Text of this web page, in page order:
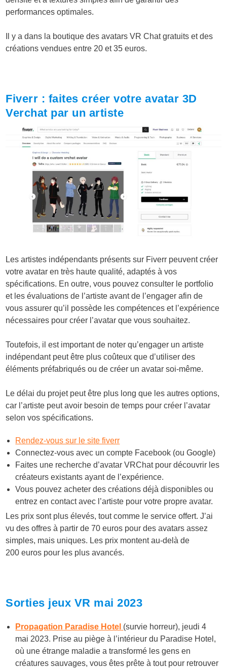
performances optimales.
Il y a dans la boutique des avatars VR Chat gratuits et des
créations vendues entre 20 et 35 euros.
Fiverr : faites créer votre avatar 3D
Verchat par un artiste
Les artistes indépendants présents sur Fiverr peuvent créer
votre avatar en très haute qualité, adaptés à vos
spécifications. En outre, vous pouvez consulter le portfolio
et les évaluations de l’artiste avant de l’engager afin de
vous assurer qu’il possède les compétences et l’expérience
nécessaires pour créer l’avatar que vous souhaitez.
Toutefois, il est important de noter qu’engager un artiste
indépendant peut être plus coûteux que d’utiliser des
éléments préfabriqués ou de créer un avatar soi-même.
Le délai du projet peut être plus long que les autres options,
car l’artiste peut avoir besoin de temps pour créer l’avatar
selon vos spécifications.
Rendez-vous sur le site fiverr
Connectez-vous avec un compte Facebook (ou Google)
Faites une recherche d’avatar VRChat pour découvrir les
créateurs existants ayant de l’expérience.
Vous pouvez acheter des créations déjà disponibles ou
entrez en contact avec l’artiste pour votre propre avatar.
Les prix sont plus élevés, tout comme le service offert. J’ai
vu des offres à partir de 70 euros pour des avatars assez
simples, mais uniques. Les prix montent au-delà de
200 euros pour les plus avancés.
Sorties jeux VR mai 2023
Propagation Paradise Hotel (survie horreur), jeudi 4
mai 2023. Prise au piège à l’intérieur du Paradise Hotel,
où une étrange maladie a transformé les gens en
créatures sauvages, vous êtes prête à tout pour retrouver